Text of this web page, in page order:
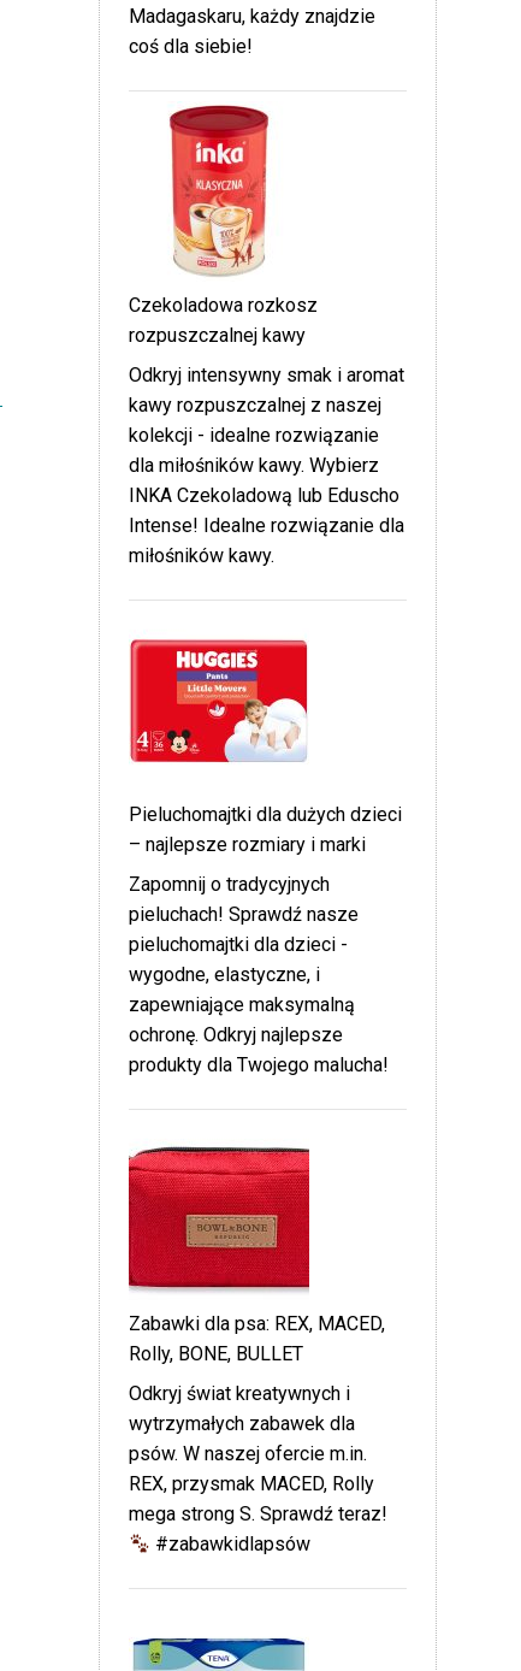
Madagaskaru, każdy znajdzie
coś dla siebie!
Czekoladowa rozkosz
rozpuszczalnej kawy
Odkryj intensywny smak i aromat
kawy rozpuszczalnej z naszej
kolekcji - idealne rozwiązanie
dla miłośników kawy. Wybierz
INKA Czekoladową lub Eduscho
Intense! Idealne rozwiązanie dla
miłośników kawy.
Pieluchomajtki dla dużych dzieci
– najlepsze rozmiary i marki
Zapomnij o tradycyjnych
pieluchach! Sprawdź nasze
pieluchomajtki dla dzieci -
wygodne, elastyczne, i
zapewniające maksymalną
ochronę. Odkryj najlepsze
produkty dla Twojego malucha!
Zabawki dla psa: REX, MACED,
Rolly, BONE, BULLET
Odkryj świat kreatywnych i
wytrzymałych zabawek dla
psów. W naszej ofercie m.in.
REX, przysmak MACED, Rolly
mega strong S. Sprawdź teraz!
#zabawkidlapsów